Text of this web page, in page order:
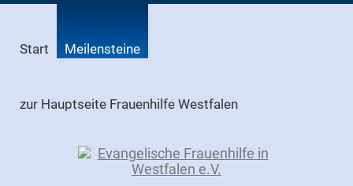
Start Meilensteine
zur Hauptseite Frauenhilfe Westfalen